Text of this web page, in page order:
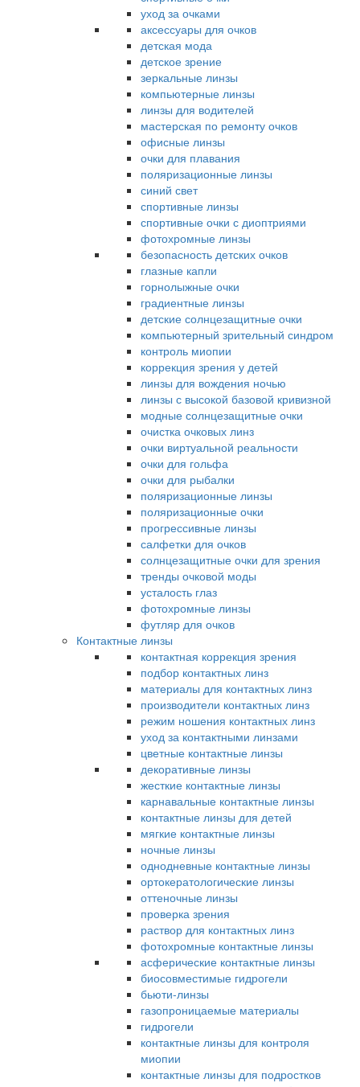
уход за очками
аксессуары для очков
детская мода
детское зрение
зеркальные линзы
компьютерные линзы
линзы для водителей
мастерская по ремонту очков
офисные линзы
очки для плавания
поляризационные линзы
синий свет
спортивные линзы
спортивные очки с диоптриями
фотохромные линзы
безопасность детских очков
глазные капли
горнолыжные очки
градиентные линзы
детские солнцезащитные очки
компьютерный зрительный синдром
контроль миопии
коррекция зрения у детей
линзы для вождения ночью
линзы с высокой базовой кривизной
модные солнцезащитные очки
очистка очковых линз
очки виртуальной реальности
очки для гольфа
очки для рыбалки
поляризационные линзы
поляризационные очки
прогрессивные линзы
салфетки для очков
солнцезащитные очки для зрения
тренды очковой моды
усталость глаз
фотохромные линзы
футляр для очков
Контактные линзы
контактная коррекция зрения
подбор контактных линз
материалы для контактных линз
производители контактных линз
режим ношения контактных линз
уход за контактными линзами
цветные контактные линзы
декоративные линзы
жесткие контактные линзы
карнавальные контактные линзы
контактные линзы для детей
мягкие контактные линзы
ночные линзы
однодневные контактные линзы
ортокератологические линзы
оттеночные линзы
проверка зрения
раствор для контактных линз
фотохромные контактные линзы
асферические контактные линзы
биосовместимые гидрогели
бьюти-линзы
газопроницаемые материалы
гидрогели
контактные линзы для контроля
миопии
контактные линзы для подростков